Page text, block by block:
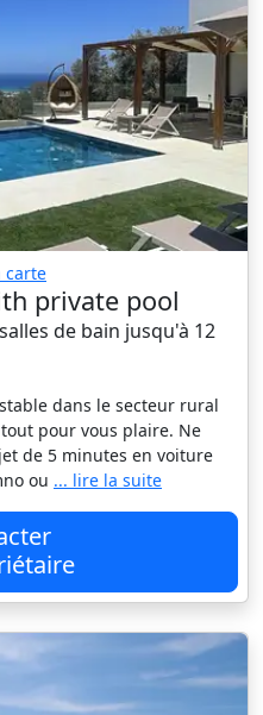
carte
private pool
de bain jusqu'à 12
dans le secteur rural
pour vous plaire. Ne
de 5 minutes en voiture
ou ... lire la suite